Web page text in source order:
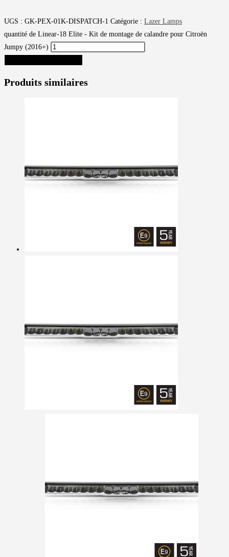
UGS : GK-PEX-01K-DISPATCH-1 Catégorie : Lazer Lamps
quantité de Linear-18 Elite - Kit de montage de calandre pour Citroën
Jumpy (2016+)
Produits similaires